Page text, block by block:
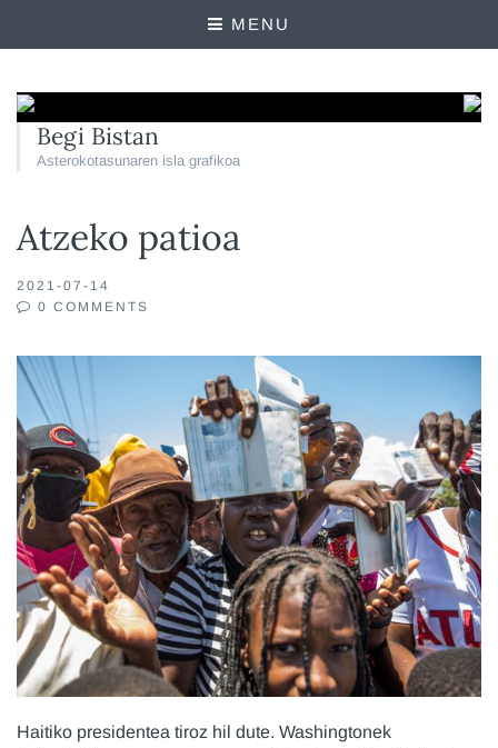
MENU
Begi Bistan
Asterokotasunaren isla grafikoa
Atzeko patioa
2021-07-14
0 COMMENTS
Haitiko presidentea tiroz hil dute. Washingtonek